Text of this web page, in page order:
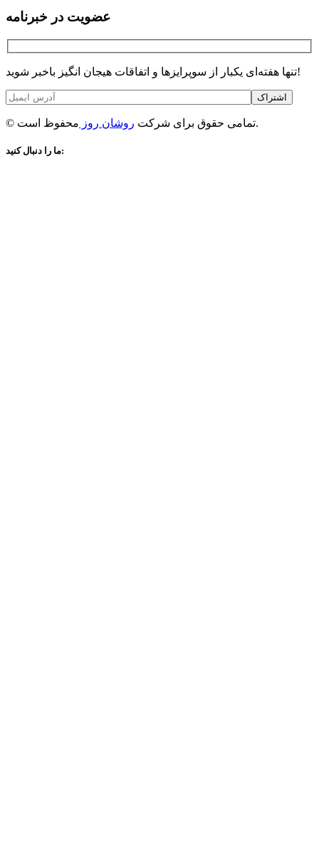
عضویت در خبرنامه
تنها هفته‌ای یکبار از سوپرایزها و اتفاقات هیجان انگیز باخبر شوید!
اشتراک
© تمامی حقوق برای شرکت روشان روز محفوظ است.
ما را دنبال کنید: